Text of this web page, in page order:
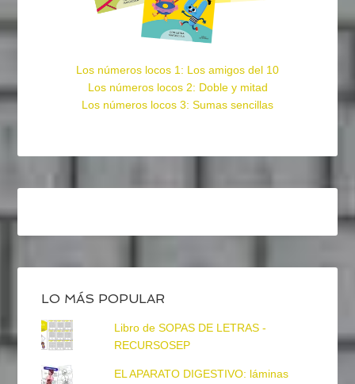
Los números locos 1: Los amigos del 10
Los números locos 2: Doble y mitad
Los números locos 3: Sumas sencillas
LO MÁS POPULAR
Libro de SOPAS DE LETRAS -
RECURSOSEP
EL APARATO DIGESTIVO: láminas